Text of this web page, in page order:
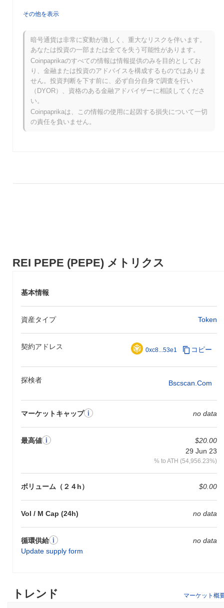
REI PEPE (PEPE) メトリクス
基本情報
資産タイプ Token
契約アドレス 0xc8...53e1 コピー
探検者 Bscscan.com
マーケットキャップ no data
最高値
$20.00
29 Jun 23
% to ATH (54,956.23%)
ボリューム（２４h） $0.00
Vol / M Cap (24h) no data
循環供給
Update supply form
no data
史上最安値（ATL）：
REI PEPEは現在、ATHより~99.82%低く取引されています .
REI PEPEは、より広範な暗号市場と比較してどのよ
うなパフォーマンスですか？
過去7日間で、REI PEPEは0.00%上昇し、0.49%の上昇を記録し
た全体の暗号市場を下回っています。これは、より広範な市場の
モメンタムと比較して、PEPEの価格アクションにおける一時的
な遅れを示しています。
その他を表示
暗号通貨は非常に変動が激しく、重大なリスクを伴います。
あなたは投資の一部または全てを失う可能性があります。
Coinpaprikaのすべての情報は情報提供のみを目的としてお
り、金融または投資のアドバイスを構成するものではありま
せん。投資判断を下す前に、必ず自分自身で調査を行い
（DYOR）、資格のある金融アドバイザーに相談してくださ
い。
Coinpaprikaは、この情報の使用に起因する損失について一切
の責任を負いません。
トレンド マーケット概